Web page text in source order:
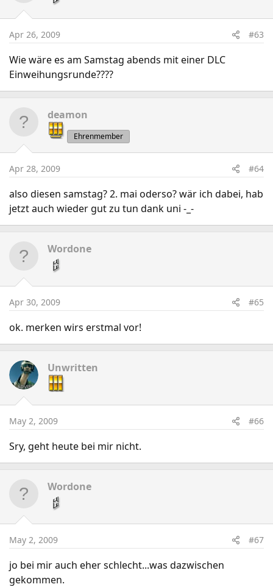
Apr 26, 2009 #63
Wie wäre es am Samstag abends mit einer DLC
Einweihungsrunde????
deamon
Ehrenmember
Apr 28, 2009 #64
also diesen samstag? 2. mai oderso? wär ich dabei, hab
jetzt auch wieder gut zu tun dank uni -_-
Wordone
Apr 30, 2009 #65
ok. merken wirs erstmal vor!
Unwritten
May 2, 2009 #66
Sry, geht heute bei mir nicht.
Wordone
May 2, 2009 #67
jo bei mir auch eher schlecht...was dazwischen
gekommen.